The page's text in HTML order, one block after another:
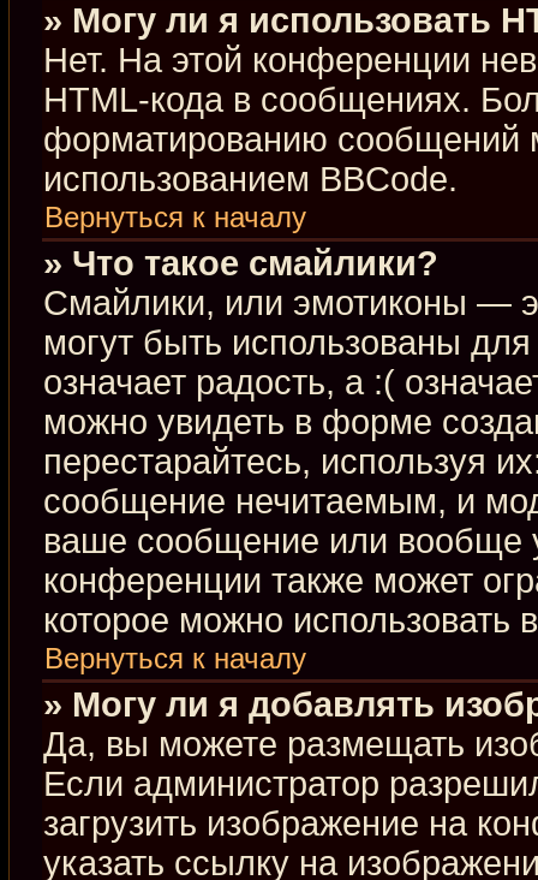
» Могу ли я использовать
Нет. На этой конференции
HTML-кода в сообщениях.
форматированию сообщений
использованием BBCode.
Вернуться к началу
» Что такое смайлики?
Смайлики, или эмотиконы —
могут быть использованы
означает радость, а :(
можно увидеть в форме
перестарайтесь, используя
сообщение нечитаемым, и
ваше сообщение или вообще
конференции также может
которое можно использовать
Вернуться к началу
» Могу ли я добавлять
Да, вы можете размещать
Если администратор
загрузить изображение на
указать ссылку на